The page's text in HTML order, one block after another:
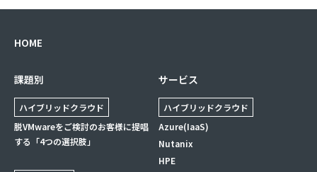
HOME
課題別
ハイブリッドクラウド
脱VMwareをご検討のお客様に提唱
する「4つの選択肢」
サービス
ハイブリッドクラウド
Azure(IaaS)
Nutanix
HPE